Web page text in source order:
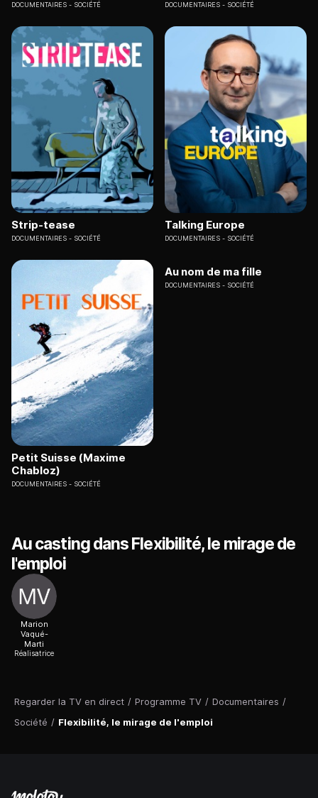
Regarder la TV en direct / Programme TV / Documentaires /
Société / Flexibilité, le mirage de l'emploi
DOCUMENTAIRES SOCIÉTÉ DOCUMENTAIRES SOCIÉTÉ
Strip-tease
DOCUMENTAIRES SOCIÉTÉ
Talking Europe
DOCUMENTAIRES SOCIÉTÉ
Petit Suisse (Maxime
Chabloz)
DOCUMENTAIRES SOCIÉTÉ
Au nom de ma fille
DOCUMENTAIRES SOCIÉTÉ
Au casting dans Flexibilité, le mirage de
l'emploi
Marion
Vaqué-
Marti
Réalisatrice